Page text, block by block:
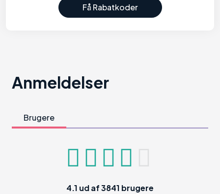
Få Rabatkoder
Anmeldelser
Brugere
4.1 ud af3841 brugere